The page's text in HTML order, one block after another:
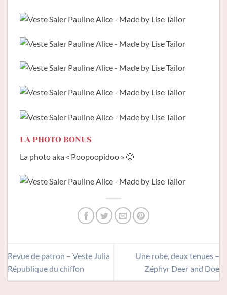
LA PHOTO BONUS
La photo aka « Poopoopidoo » 🙂
Revue de patron – Veste Julia
République du chiffon
Une robe, deux tenues –
Zéphyr Deer and Doe